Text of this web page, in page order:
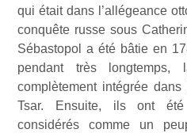
qui était dans l’allégeance
conquête russe sous
Sébastopol a été bâtie en
pendant très longtemps,
complètement intégrée
Tsar. Ensuite, ils ont
considérés comme un